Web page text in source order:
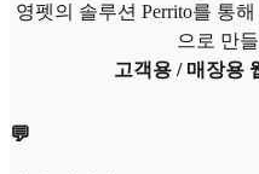
영펫의 솔루션 Perrito를 통
으로 만
고객용 / 매장용
💬